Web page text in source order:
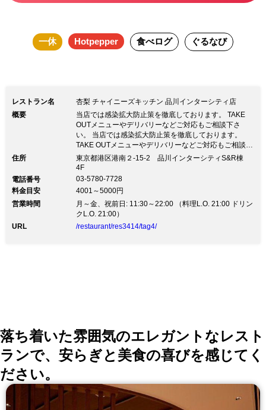
一休 Hotpepper 食べログ ぐるなび
レストラン名
杏梨 チャイニーズキッチン 品川インターシティ店
概要
当店では感染拡大防止策を徹底しております。 TAKE
OUTメニューやデリバリーなどご対応もご相談下さ
い。 当店では感染拡大防止策を徹底しております。
TAKE OUTメニューやデリバリーなどご対応もご相談下
さい。当店では感染拡大防止策として下記項目を徹底し
ております。 ①スタッフのマスク着用及び体調管理 ②
こまめな手洗い、アルコール消毒 ＊店内に数か所設置
しております。ご自由に御利用下さい。 ③十分な席の
間隔を確保し、ご案内致します。 ＊ディナータイムの
個室利用などお気軽にお問い合わせ下さい。 ＊TAKE
OUTメニューもご用意しております。 トピックスのＷ
ＥＢ予約御利用下さいませ。↓↓↓
住所
東京都港区港南２-15-2 品川インターシティS&R棟
4F
電話番号
03-5780-7728
料金目安
4001～5000円
営業時間
月～金、祝前日: 11:30～22:00 （料理L.O. 21:00 ドリン
クL.O. 21:00）
URL
/restaurant/res3414/tag4/
落ち着いた雰囲気のエレガントなレスト
ランで、安らぎと美食の喜びを感じてく
ださい。